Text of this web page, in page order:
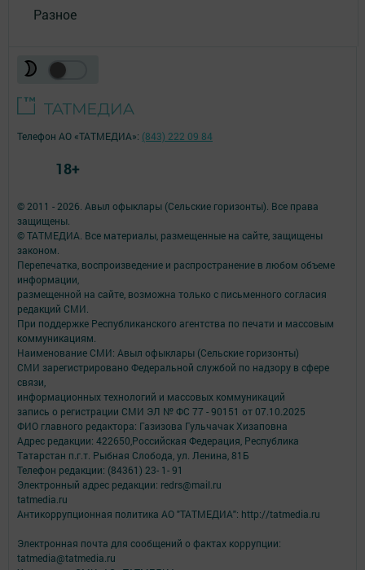
Разное
© 2011 - 2026. Авыл офыклары (Сельские горизонты). Все права
защищены.
© ТАТМЕДИА. Все материалы, размещенные на сайте, защищены
законом.
Перепечатка, воспроизведение и распространение в любом объеме
информации,
размещенной на сайте, возможна только с письменного согласия
редакций СМИ.
При поддержке Республиканского агентства по печати и массовым
коммуникациям.
Наименование СМИ: Авыл офыклары (Сельские горизонты)
СМИ зарегистрировано Федеральной службой по надзору в сфере
связи,
информационных технологий и массовых коммуникаций
запись о регистрации СМИ ЭЛ № ФС 77 - 90151 от 07.10.2025
ФИО главного редактора: Газизова Гульчачак Хизаповна
Адрес редакции: 422650,Российская Федерация, Республика
Татарстан п.г.т. Рыбная Слобода, ул. Ленина, 81Б
Телефон редакции: (84361) 23- 1- 91
Электронный адрес редакции: redrs@mail.ru
tatmedia.ru
Антикоррупционная политика АО "ТАТМЕДИА": http://tatmedia.ru
Электронная почта для сообщений о фактах коррупции:
tatmedia@tatmedia.ru
Телефон АО «ТАТМЕДИА»: (843) 222 09 84
18+